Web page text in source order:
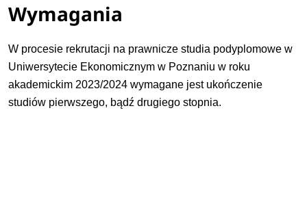
Wymagania
W procesie rekrutacji na prawnicze studia podyplomowe w
Uniwersytecie Ekonomicznym w Poznaniu w roku
akademickim 2023/2024 wymagane jest ukończenie
studiów pierwszego, bądź drugiego stopnia.